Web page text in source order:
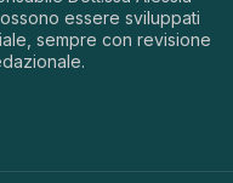
essere sviluppati
sempre con revisione